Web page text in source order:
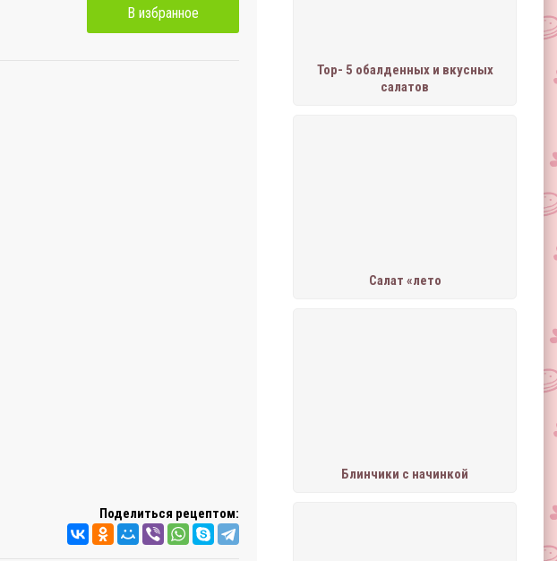
Тор- 5 обалденных и вкусных
салатов
Салат «лето
Блинчики с начинкой
В избранное
Поделиться рецептом: